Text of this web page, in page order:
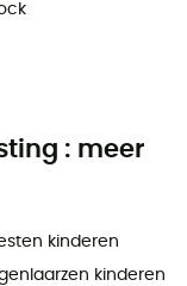
: meer
kinderen
kinderen